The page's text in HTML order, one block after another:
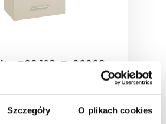
Szczegóły O plikach cookies
B60 123-B-06009
58,2x50,7x44 cm